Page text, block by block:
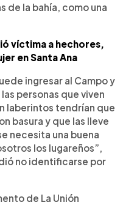
de la bahía, como una
víctima a hechores,
en Santa Ana
ingresar al Campo y
personas que viven
laberintos tendrían que
basura y que las lleve
necesita una buena
los lugareños”,
no identificarse por
de La Unión